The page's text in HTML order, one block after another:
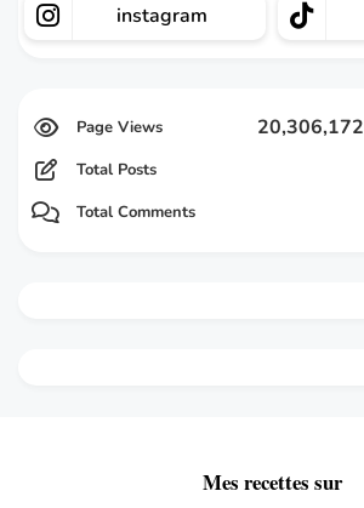
instagram
20,306,172
Total Posts
Total Comments
Mes recettes sur